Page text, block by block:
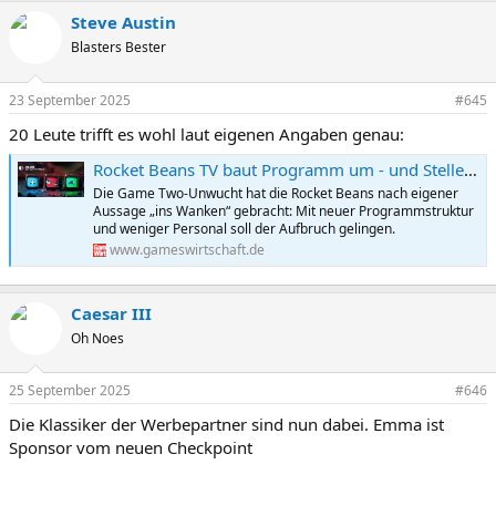
Steve Austin
Blasters Bester
23 September 2025 #645
20 Leute trifft es wohl laut eigenen Angaben genau:
Rocket Beans TV baut Programm um - und Stellen ab (Update) - GamesWirtschaft.de
Die Game Two-Unwucht hat die Rocket Beans nach eigener
Aussage „ins Wanken“ gebracht: Mit neuer Programmstruktur
und weniger Personal soll der Aufbruch gelingen.
www.gameswirtschaft.de
Caesar III
Oh Noes
25 September 2025 #646
Die Klassiker der Werbepartner sind nun dabei. Emma ist
Sponsor vom neuen Checkpoint